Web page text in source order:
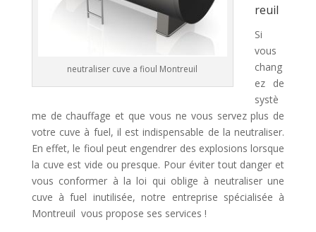
neutraliser cuve a fioul Montreuil
reuil
Si
vous
chang
ez de
systè
me de chauffage et que vous ne vous servez plus de
votre cuve à fuel, il est indispensable de la neutraliser.
En effet, le fioul peut engendrer des explosions lorsque
la cuve est vide ou presque. Pour éviter tout danger et
vous conformer à la loi qui oblige à neutraliser une
cuve à fuel inutilisée, notre entreprise spécialisée à
Montreuil vous propose ses services !